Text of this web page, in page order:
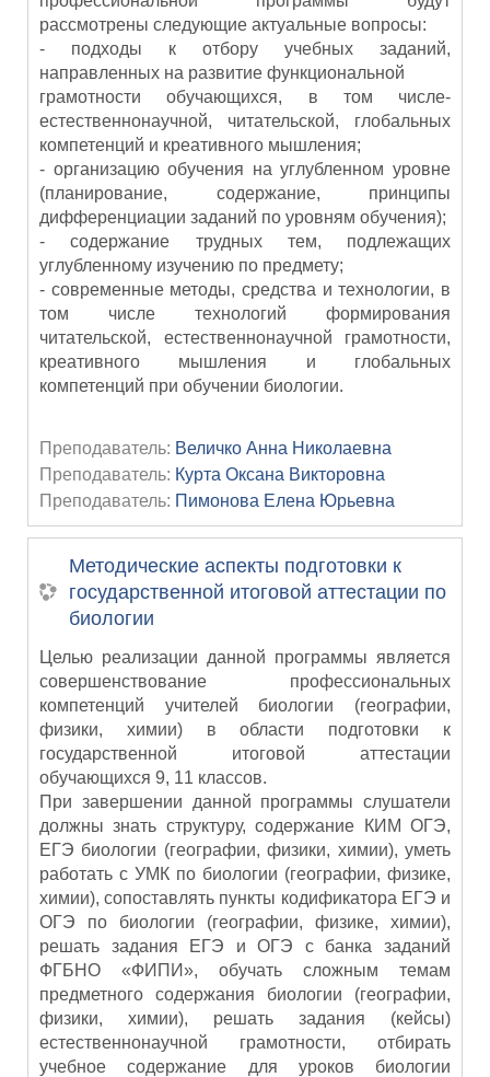
рассмотрены следующие актуальные вопросы:
- подходы к отбору учебных заданий,
направленных на развитие функциональной
грамотности обучающихся, в том числе-
естественнонаучной, читательской, глобальных
компетенций и креативного мышления;
- организацию обучения на углубленном уровне
(планирование, содержание, принципы
дифференциации заданий по уровням обучения);
- содержание трудных тем, подлежащих
углубленному изучению по предмету;
- современные методы, средства и технологии, в
том числе технологий формирования
читательской, естественнонаучной грамотности,
креативного мышления и глобальных
компетенций при обучении биологии.
Преподаватель: Величко Анна Николаевна
Преподаватель: Курта Оксана Викторовна
Преподаватель: Пимонова Елена Юрьевна
Методические аспекты подготовки к
государственной итоговой аттестации по
биологии
Целью реализации данной программы является
совершенствование профессиональных
компетенций учителей биологии (географии,
физики, химии) в области подготовки к
государственной итоговой аттестации
обучающихся 9, 11 классов.
При завершении данной программы слушатели
должны знать структуру, содержание КИМ ОГЭ,
ЕГЭ биологии (географии, физики, химии), уметь
работать с УМК по биологии (географии, физике,
химии), сопоставлять пункты кодификатора ЕГЭ и
ОГЭ по биологии (географии, физике, химии),
решать задания ЕГЭ и ОГЭ с банка заданий
ФГБНО «ФИПИ», обучать сложным темам
предметного содержания биологии (географии,
физики, химии), решать задания (кейсы)
естественнонаучной грамотности, отбирать
учебное содержание для уроков биологии